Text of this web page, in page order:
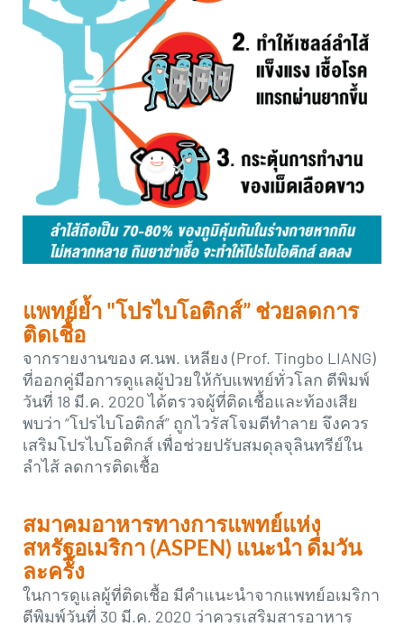
แพทย์ย้ำ "โปรไบโอติกส์” ช่วยลดการ
ติดเชื้อ
จากรายงานของ ศ.นพ. เหลียง (Prof. Tingbo LIANG)
ที่ออกคู่มือการดูแลผู้ป่วยให้กับแพทย์ทั่วโลก ตีพิมพ์
วันที่ 18 มี.ค. 2020 ได้ตรวจผู้ที่ติดเชื้อและท้องเสีย
พบว่า “โปรไบโอติกส์” ถูกไวรัสโจมตีทำลาย จึงควร
เสริมโปรไบโอติกส์ เพื่อช่วยปรับสมดุลจุลินทรีย์ใน
ลำไส้ ลดการติดเชื้อ
สมาคมอาหารทางการแพทย์แห่ง
สหรัฐอเมริกา (ASPEN) แนะนำ ดื่มวัน
ละครั้ง
ในการดูแลผู้ที่ติดเชื้อ มีคำแนะนำจากแพทย์อเมริกา
ตีพิมพ์วันที่ 30 มี.ค. 2020 ว่าควรเสริมสารอาหาร